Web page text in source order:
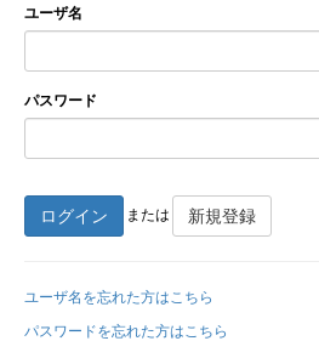
新規登録
ユーザ名
パスワード
ログイン または 新規登録
ユーザ名を忘れた方はこちら
パスワードを忘れた方はこちら